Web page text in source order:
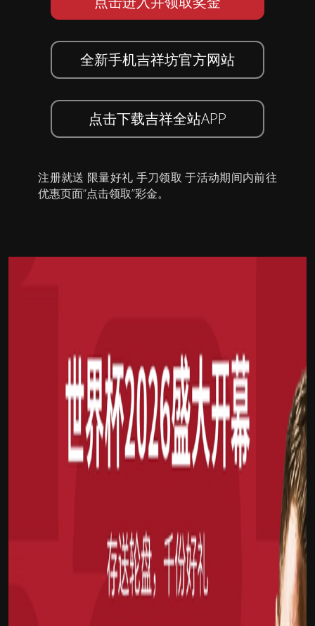
全新手机吉祥坊官方网站
点击下载吉祥全站APP
注册就送 限量好礼 手刀领取 于活动期间内前往
优惠页面”点击领取”彩金。